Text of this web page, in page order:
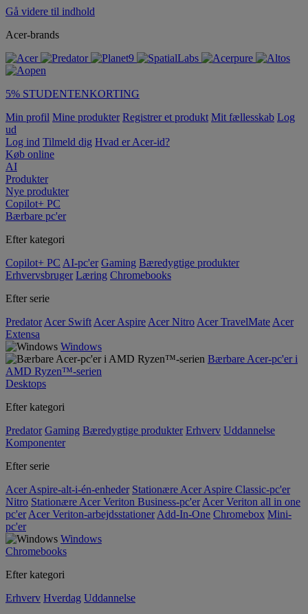
Gå videre til indhold
Acer-brands
5% STUDENTENKORTING
Min profil Mine produkter Registrer et produkt Mit fællesskab Log
ud
Log ind Tilmeld dig Hvad er Acer-id?
Køb online
AI
Produkter
Nye produkter
Copilot+ PC
Bærbare pc'er
Efter kategori
Copilot+ PC AI-pc'er Gaming Bæredygtige produkter
Erhvervsbruger Læring Chromebooks
Efter serie
Predator Acer Swift Acer Aspire Acer Nitro Acer TravelMate Acer
Extensa
Windows
Bærbare Acer-pc'er i
AMD Ryzen™-serien
Desktops
Efter kategori
Predator Gaming Bæredygtige produkter Erhverv Uddannelse
Komponenter
Efter serie
Acer Aspire-alt-i-én-enheder Stationære Acer Aspire Classic-pc'er
Nitro Stationære Acer Veriton Business-pc'er Acer Veriton all in one
pc'er Acer Veriton-arbejdsstationer Add-In-One Chromebox Mini-
pc'er
Windows
Chromebooks
Efter kategori
Erhverv Hverdag Uddannelse